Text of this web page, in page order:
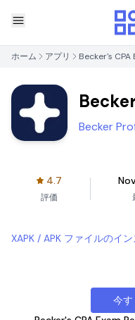
ホーム アプリ Becker's CPA
Becker
4.7
評価
XAPK / APK ファイルのイ
今す